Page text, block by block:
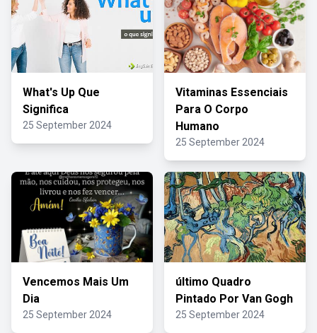
What's Up Que
Significa
25 September 2024
Vitaminas Essenciais
Para O Corpo
Humano
25 September 2024
Vencemos Mais Um
Dia
25 September 2024
último Quadro
Pintado Por Van Gogh
25 September 2024